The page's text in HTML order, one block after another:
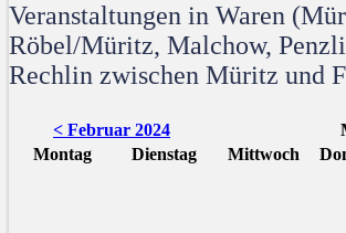
Veranstaltungen in Waren
Röbel/Müritz, Malchow,
Rechlin zwischen Müritz und
< Februar 2024
Montag
Dienstag Mittwoch